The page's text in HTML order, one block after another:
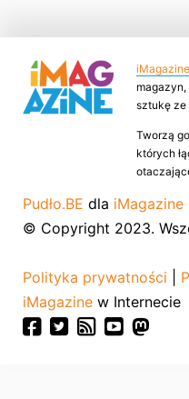
iMagazine
sztukę ze
Tworzą
których
Pudło.BE dla iMagazine
© Copyright 2023.
Polityka prywatności
iMagazine w Internecie